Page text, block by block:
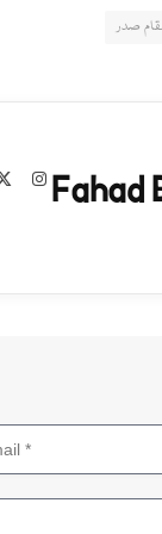
صدر
Fahad